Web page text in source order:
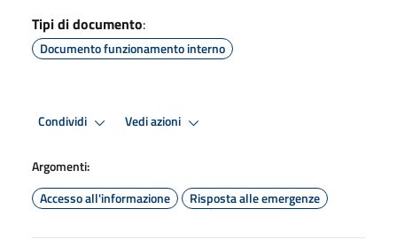
Tipi di documento:
Documento funzionamento interno
Condividi Vedi azioni
Argomenti:
Accesso all'informazione
Risposta alle emergenze